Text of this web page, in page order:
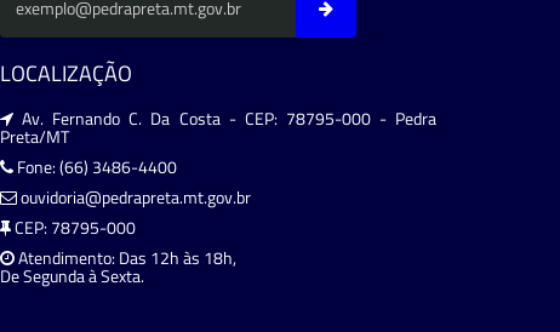
LOCALIZAÇÃO
Av. Fernando C. Da Costa - CEP: 78795-000 - Pedra
Preta/MT
Fone: (66) 3486-4400
ouvidoria@pedrapreta.mt.gov.br
CEP: 78795-000
Atendimento: Das 12h às 18h,
De Segunda à Sexta.